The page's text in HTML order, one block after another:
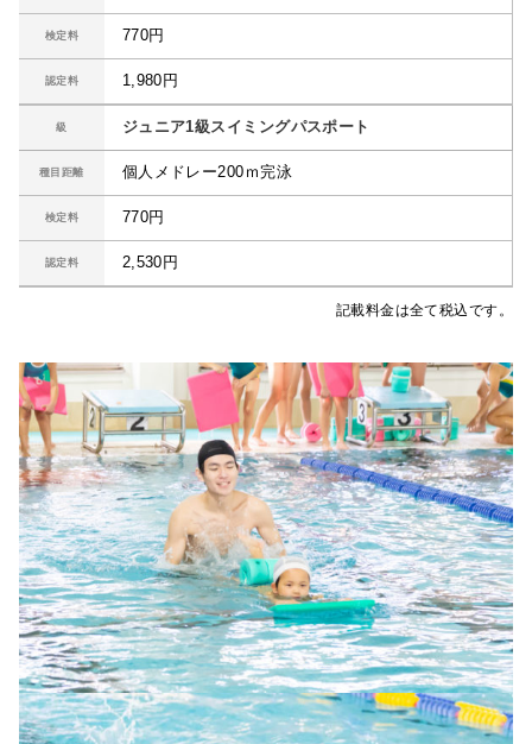
検定料 770円
認定料 1,980円
級 ジュニア1級スイミングパスポート
種目距離 個人メドレー200ｍ完泳
検定料 770円
認定料 2,530円
記載料金は全て税込です。